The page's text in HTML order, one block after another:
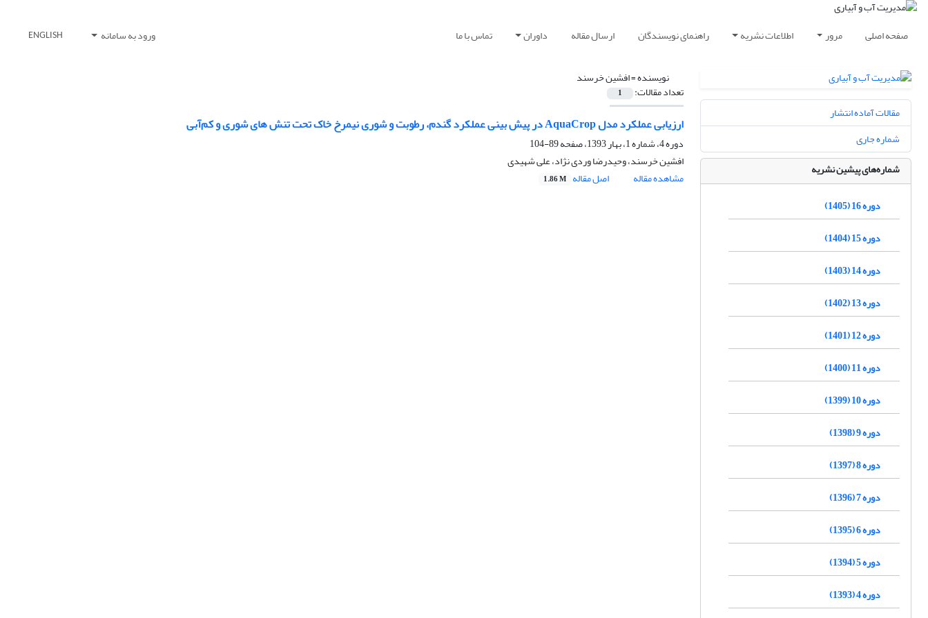
صفحه اصلی مرور اطلاعات نشریه راهنمای نویسندگان ارسال مقاله داوران تماس با ما ورود به سامانه ENGLISH
نویسنده =افشین خرسند
تعداد مقالات: 1
ارزیابی عملکرد مدل AquaCrop در پیش بینی عملکرد گندم، رطوبت و شوری نیمرخ خاک تحت تنش های شوری و کم‌آبی
دوره 4، شماره 1، بهار 1393، صفحه
89-104
افشین خرسند، وحیدرضا وردی نژاد، علی شهیدی
مشاهده مقاله
اصل مقاله 1.86 M
مقالات آماده انتشار
شماره جاری
شماره‌های پیشین نشریه
دوره 16 (1405)
دوره 15 (1404)
دوره 14 (1403)
دوره 13 (1402)
دوره 12 (1401)
دوره 11 (1400)
دوره 10 (1399)
دوره 9 (1398)
دوره 8 (1397)
دوره 7 (1396)
دوره 6 (1395)
دوره 5 (1394)
دوره 4 (1393)